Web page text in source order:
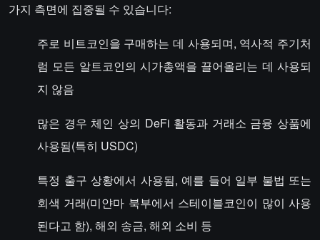
가지 측면에 집중될 수 있습니다:
주로 비트코인을 구매하는 데 사용되며, 역사적 주기처
럼 모든 알트코인의 시가총액을 끌어올리는 데 사용되
지 않음
많은 경우 체인 상의 DeFi 활동과 거래소 금융 상품에
사용됨(특히 USDC)
특정 출구 상황에서 사용됨, 예를 들어 일부 불법 또는
회색 거래(미얀마 북부에서 스테이블코인이 많이 사용
된다고 함), 해외 송금, 해외 소비 등